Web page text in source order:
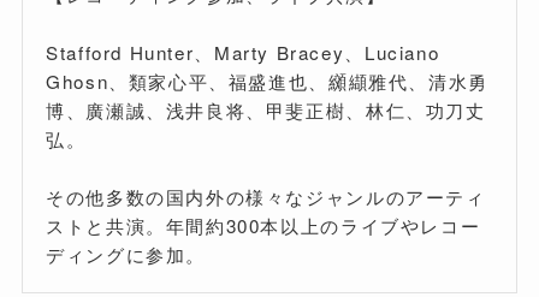
Stafford Hunter、Marty Bracey、Luciano
Ghosn、類家心平、福盛進也、纐纈雅代、清水勇
博、廣瀬誠、浅井良将、甲斐正樹、林仁、功刀丈
弘。
その他多数の国内外の様々なジャンルのアーティ
ストと共演。年間約300本以上のライブやレコー
ディングに参加。